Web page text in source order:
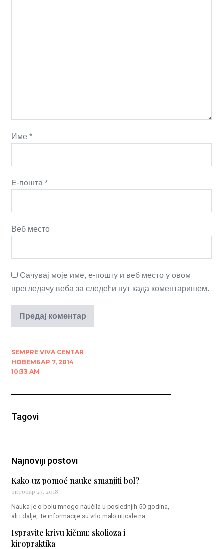
SEMPRE VIVA CENTAR
НОВЕМБАР 7, 2014
10:33 AM
Tagovi
Najnoviji postovi
Kako uz pomoć nauke smanjiti bol?
октобар 23, 2018
Nauka je o bolu mnogo naučila u poslednjih 50 godina,
ali i dalje, te informacije su vrlo malo uticale na
Ispravite krivu kičmu: skolioza i
kiropraktika
Име*
Е-пошта*
Веб место
Сачувај моје име, е-пошту и веб место у овом
прегледачу веба за следећи пут када коментаришем.